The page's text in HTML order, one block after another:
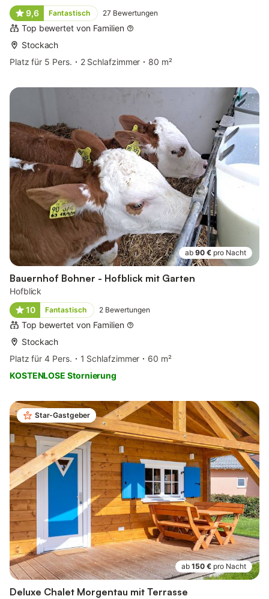
9,6 Fantastisch 27 Bewertungen
Top bewertet von Familien
Stockach
Platz für 5 Pers.
2 Schlafzimmer 80 m²
ab 90 € pro Nacht
Bauernhof Bohner - Hofblick mit Garten
Hofblick
10
Fantastisch 2 Bewertungen
Top bewertet von Familien
Stockach
Platz für 4 Pers.
1 Schlafzimmer
60 m²
KOSTENLOSE Stornierung
Star-Gastgeber
ab 150 € pro Nacht
Deluxe Chalet Morgentau mit Terrasse